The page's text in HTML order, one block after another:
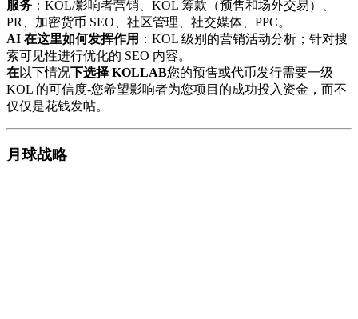
服务 ：KOL/影响者营销、KOL 筹款（预售和场外交易）、
PR、加密货币 SEO、社区管理、社交媒体、PPC。
AI 在这里如何发挥作用 ：KOL 级别的营销活动分析；针对搜
索可见性进行优化的 SEO 内容。
在以下情况下选择 KOLLAB您的预售或代币发行需要一级
KOL 的可信度-您希望影响者为您项目的成功投入资金，而不
仅仅是花钱发帖。
月球战略